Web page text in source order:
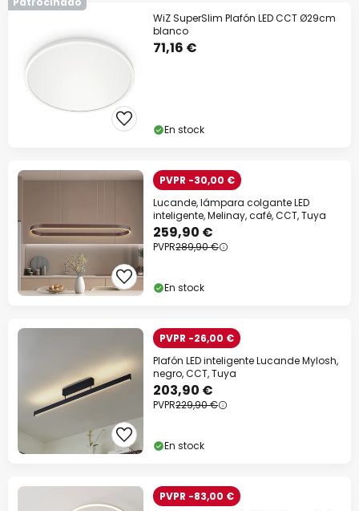
WiZ SuperSlim Plafón LED CCT Ø29cm
blanco
71,16 €
En stock
PVPR -30,00 €
Lucande, lámpara colgante LED
inteligente, Melinay, café, CCT, Tuya
259,90 €
PVPR289,90 €
En stock
PVPR -26,00 €
Plafón LED inteligente Lucande Mylosh,
negro, CCT, Tuya
203,90 €
PVPR229,90 €
En stock
PVPR -83,00 €